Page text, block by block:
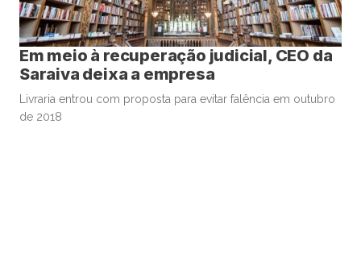
Em meio à recuperação judicial, CEO da
Saraiva deixa a empresa
Livraria entrou com proposta para evitar falência em outubro
de 2018